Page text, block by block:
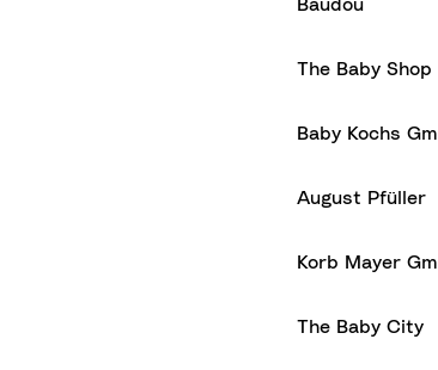
Baudou
The Baby Shop
Baby Kochs
August Pfüller
Korb Mayer
The Baby City